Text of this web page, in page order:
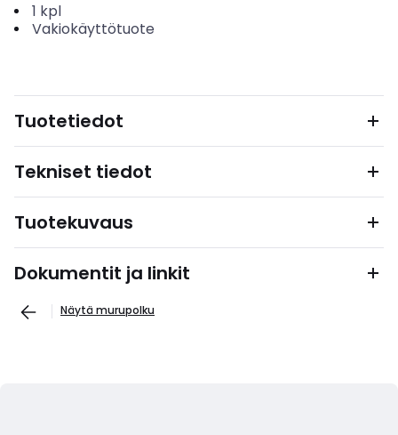
1 kpl
Vakiokäyttötuote
Tuotetiedot
Tekniset tiedot
Tuotekuvaus
Dokumentit ja linkit
Näytä murupolku